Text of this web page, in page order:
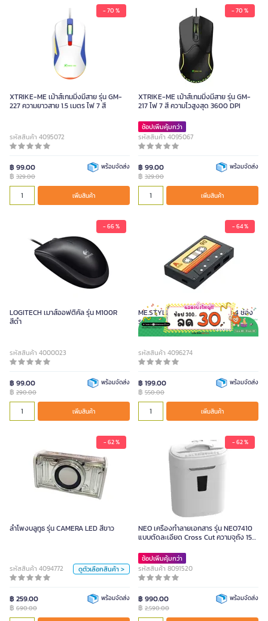
- 70 %
XTRIKE-ME เม้าส์เกมมิ่งมีสาย รุ่น GM-
227 ความยาวสาย 1.5 เมตร ไฟ 7 สี
รหัสสินค้า 4095072
฿ 99.00
฿ 329.00
พร้อมจัดส่ง
เพิ่มสินค้า
- 70 %
XTRIKE-ME เม้าส์เกมมิ่งมีสาย รุ่น GM-
217 ไฟ 7 สี ความไวสูงสุด 3600 DPI
ช้อปเพิ่มคุ้มกว่า
รหัสสินค้า 4095067
฿ 99.00
฿ 329.00
พร้อมจัดส่ง
เพิ่มสินค้า
- 66 %
LOGITECH เมาส์ออฟติคัล รุ่น M100R
สีดำ
รหัสสินค้า 4000023
฿ 99.00
฿ 290.00
พร้อมจัดส่ง
เพิ่มสินค้า
- 64 %
ME.STYLE อุปกรณ์ต่อพ่วง USB 4 ช่อง
รูปเทปคาสเซ็ท
รหัสสินค้า 4096274
฿ 199.00
฿ 550.00
พร้อมจัดส่ง
เพิ่มสินค้า
- 62 %
ลำโพงบลูทูธ รุ่น CAMERA LED สีขาว
รหัสสินค้า 4094772 ดูตัวเลือกสินค้า >
฿ 259.00
฿ 690.00
พร้อมจัดส่ง
ลำโพงบลูทูธ รุ่น CAMERA LED สีขาว
ชิ้น
- 62 %
NEO เครื่องทำลายเอกสาร รุ่น NEO7410
แบบตัดละเอียด Cross Cut ความจุถัง 15
ช้อปเพิ่มคุ้มกว่า
รหัสสินค้า 8091520
฿ 990.00
฿ 2,590.00
พร้อมจัดส่ง